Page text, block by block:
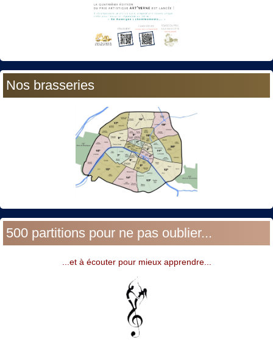
Nos brasseries
500 partitions pour ne pas oublier...
...et à écouter pour mieux apprendre...